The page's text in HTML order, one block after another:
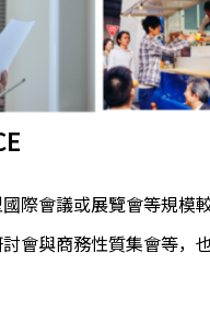
際會議或展覽會等規模
會與商務性質集會等，